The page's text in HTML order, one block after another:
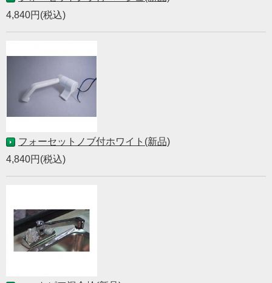
4,840円(税込)
フォーセットノブ付ホワイト(新品)
4,840円(税込)